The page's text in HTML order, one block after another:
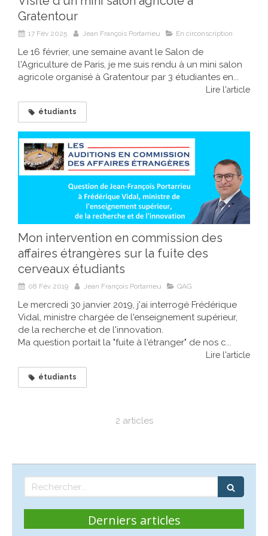
Gratentour
17 Fév 2025 Jean François Portarrieu En circonscription
Le 16 février, une semaine avant le Salon de
l'Agriculture de Paris, je me suis rendu à un mini salon
agricole organisé à Gratentour par 3 étudiantes en...
Lire l'article
étudiants
Mon intervention en commission des
affaires étrangères sur la fuite des
cerveaux étudiants
08 Fév 2019 Jean François Portarrieu QAG
Le mercredi 30 janvier 2019, j'ai interrogé Frédérique
Vidal, ministre chargée de l'enseignement supérieur,
de la recherche et de l'innovation.
Ma question portait la "fuite à l'étranger" de nos c...
Lire l'article
étudiants
2 articles
Rechercher
Derniers articles